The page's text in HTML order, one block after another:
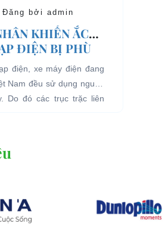
bởi admin
KHIẾN ẮC
ĐIỆN BỊ PHÙ
điện, xe máy điện đang
Nam đều sử dụng nguồn
Do đó các trục trặc liên